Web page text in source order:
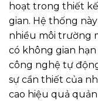
hoạt trong thiết
gian. Hệ thống
nhiều môi trường
có không gian hạn
công nghệ tự
sự cần thiết của
cao hiệu quả